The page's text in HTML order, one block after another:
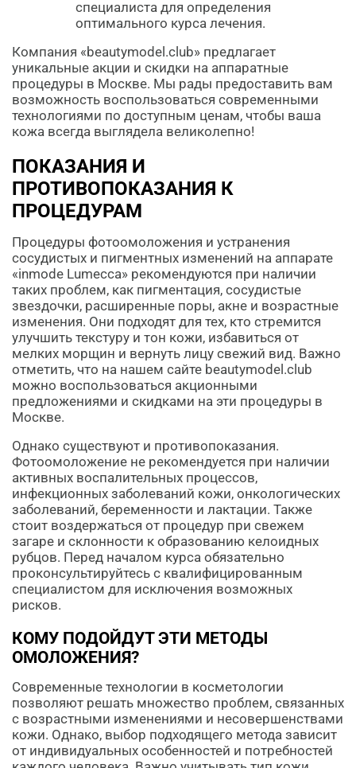
специалиста для определения
оптимального курса лечения.
Компания «beautymodel.club» предлагает
уникальные акции и скидки на аппаратные
процедуры в Москве. Мы рады предоставить вам
возможность воспользоваться современными
технологиями по доступным ценам, чтобы ваша
кожа всегда выглядела великолепно!
ПОКАЗАНИЯ И
ПРОТИВОПОКАЗАНИЯ К
ПРОЦЕДУРАМ
Процедуры фотоомоложения и устранения
сосудистых и пигментных изменений на аппарате
«inmode Lumecca» рекомендуются при наличии
таких проблем, как пигментация, сосудистые
звездочки, расширенные поры, акне и возрастные
изменения. Они подходят для тех, кто стремится
улучшить текстуру и тон кожи, избавиться от
мелких морщин и вернуть лицу свежий вид. Важно
отметить, что на нашем сайте beautymodel.club
можно воспользоваться акционными
предложениями и скидками на эти процедуры в
Москве.
Однако существуют и противопоказания.
Фотоомоложение не рекомендуется при наличии
активных воспалительных процессов,
инфекционных заболеваний кожи, онкологических
заболеваний, беременности и лактации. Также
стоит воздержаться от процедур при свежем
загаре и склонности к образованию келоидных
рубцов. Перед началом курса обязательно
проконсультируйтесь с квалифицированным
специалистом для исключения возможных
рисков.
КОМУ ПОДОЙДУТ ЭТИ МЕТОДЫ
ОМОЛОЖЕНИЯ?
Современные технологии в косметологии
позволяют решать множество проблем, связанных
с возрастными изменениями и несовершенствами
кожи. Однако, выбор подходящего метода зависит
от индивидуальных особенностей и потребностей